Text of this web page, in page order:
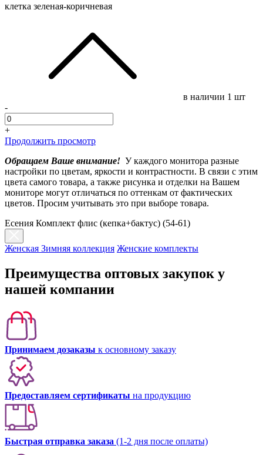
клетка зеленая-коричневая
в наличии 1 шт
-
+
Продолжить просмотр
Обращаем Ваше внимание! У каждого монитора разные
настройки по цветам, яркости и контрастности. В связи с этим
цвета самого товара, а также рисунка и отделки на Вашем
мониторе могут отличаться по оттенкам от фактических
цветов. Просим учитывать это при выборе товара.
Есения Комплект флис (кепка+бактус) (54-61)
Женская Зимняя коллекция Женские комплекты
Преимущества оптовых закупок у
нашей компании
Принимаем дозаказы к основному заказу
Предоставляем сертификаты на продукцию
Быстрая отправка заказа (1-2 дня после оплаты)